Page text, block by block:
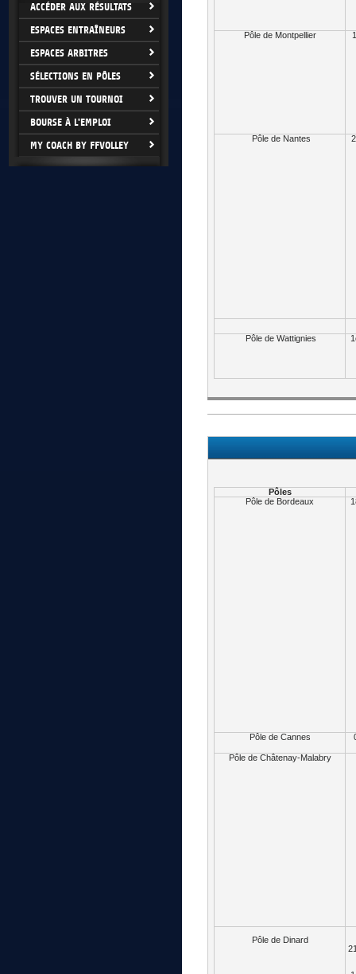
ACCÉDER AUX RÉSULTATS
ESPACES ENTRAÎNEURS
ESPACES ARBITRES
SÉLECTIONS EN PÔLES
TROUVER UN TOURNOI
BOURSE À L'EMPLOI
MY COACH BY FFVOLLEY
Pôle de Montpellier
Pôle de Nantes
Pôle de Wattignies
Pôles
Pôle de Bordeaux
Pôle de Cannes
Pôle de Châtenay-Malabry
Pôle de Dinard